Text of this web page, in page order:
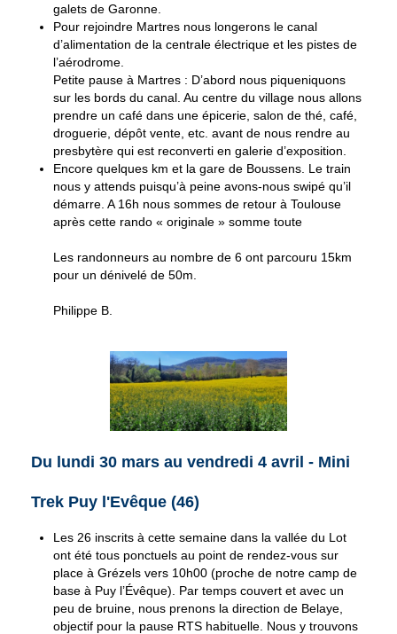
galets de Garonne.
Pour rejoindre Martres nous longerons le canal
d’alimentation de la centrale électrique et les pistes de
l’aérodrome.
Petite pause à Martres : D’abord nous piqueniquons
sur les bords du canal. Au centre du village nous allons
prendre un café dans une épicerie, salon de thé, café,
droguerie, dépôt vente, etc. avant de nous rendre au
presbytère qui est reconverti en galerie d’exposition.
Encore quelques km et la gare de Boussens. Le train
nous y attends puisqu’à peine avons-nous swipé qu’il
démarre. A 16h nous sommes de retour à Toulouse
après cette rando « originale » somme toute
Les randonneurs au nombre de 6 ont parcouru 15km
pour un dénivelé de 50m.
Philippe B.
Du lundi 30 mars au vendredi 4 avril - Mini
Trek Puy l'Evêque (46)
Les 26 inscrits à cette semaine dans la vallée du Lot
ont été tous ponctuels au point de rendez-vous sur
place à Grézels vers 10h00 (proche de notre camp de
base à Puy l’Évêque). Par temps couvert et avec un
peu de bruine, nous prenons la direction de Belaye,
objectif pour la pause RTS habituelle. Nous y trouvons